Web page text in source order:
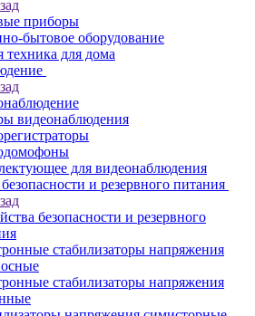
приборы
бытовое оборудование
техника для дома
видеонаблюдения
для видеонаблюдения
и резервного питания
безопасности и резервного
стабилизаторы напряжения
стабилизаторы напряжения